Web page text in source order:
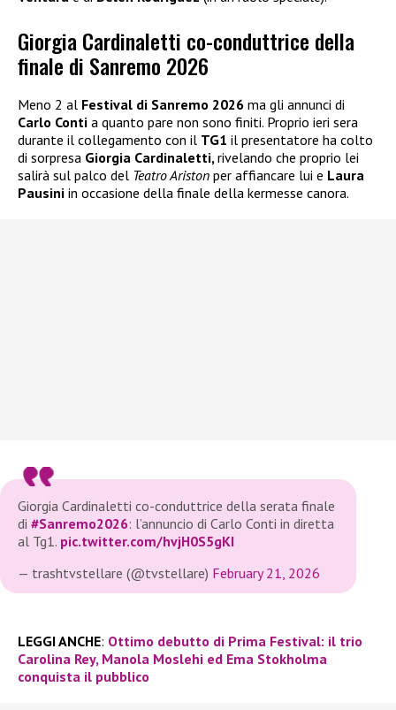
Giorgia Cardinaletti co-conduttrice della
finale di Sanremo 2026
Meno 2 al Festival di Sanremo 2026 ma gli annunci di
Carlo Conti a quanto pare non sono finiti. Proprio ieri sera
durante il collegamento con il TG1 il presentatore ha colto
di sorpresa Giorgia Cardinaletti,rivelando che proprio lei
salirà sul palco del Teatro Ariston per affiancare lui e Laura
Pausini in occasione della finale della kermesse canora.
Giorgia Cardinaletti co-conduttrice della serata finale
di #Sanremo2026: l’annuncio di Carlo Conti in diretta
al Tg1. pic.twitter.com/hvjH0S5gKI
— trashtvstellare (@tvstellare) February 21, 2026
LEGGI ANCHE: Ottimo debutto di Prima Festival: il trio
Carolina Rey, Manola Moslehi ed Ema Stokholma
conquista il pubblico